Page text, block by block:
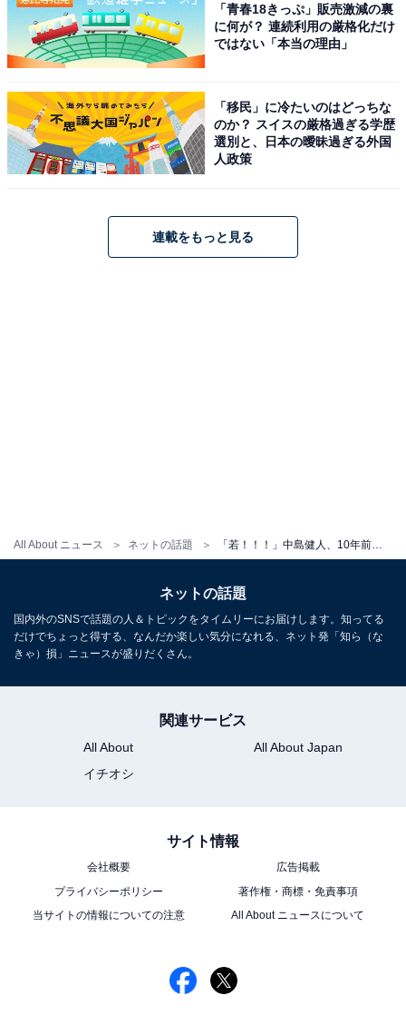
All About ニュース ネットの話題 「若！！！」中島健人、10年前のレアショット公開「何回みてもかっこよすぎてやばい」「うわー懐かしい」
「青春18きっぷ」販売激減の裏
に何が？ 連続利用の厳格化だけ
ではない「本当の理由」
「移民」に冷たいのはどっちな
のか？ スイスの厳格過ぎる学歴
選別と、日本の曖昧過ぎる外国
人政策
連載をもっと見る
ネットの話題
国内外のSNSで話題の人＆トピックをタイムリーにお届けします。知ってる
だけでちょっと得する、なんだか楽しい気分になれる、ネット発「知ら（な
きゃ）損」ニュースが盛りだくさん。
関連サービス
All About
All About Japan
イチオシ
サイト情報
会社概要
広告掲載
プライバシーポリシー
著作権・商標・免責事項
当サイトの情報についての注意
All About ニュースについて